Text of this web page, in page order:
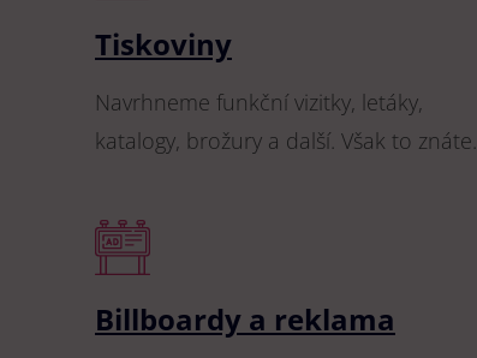
Tiskoviny
Navrhneme funkční vizitky, letáky,
katalogy, brožury a další. Však to znáte.
Billboardy a reklama